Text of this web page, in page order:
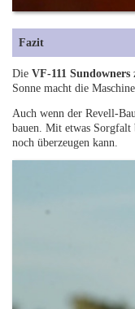
Fazit
DieVF-111 Sundowners
Sonne macht die
Auch wenn der Revell-
bauen. Mit etwas Sorgfalt
noch überzeugen kann.